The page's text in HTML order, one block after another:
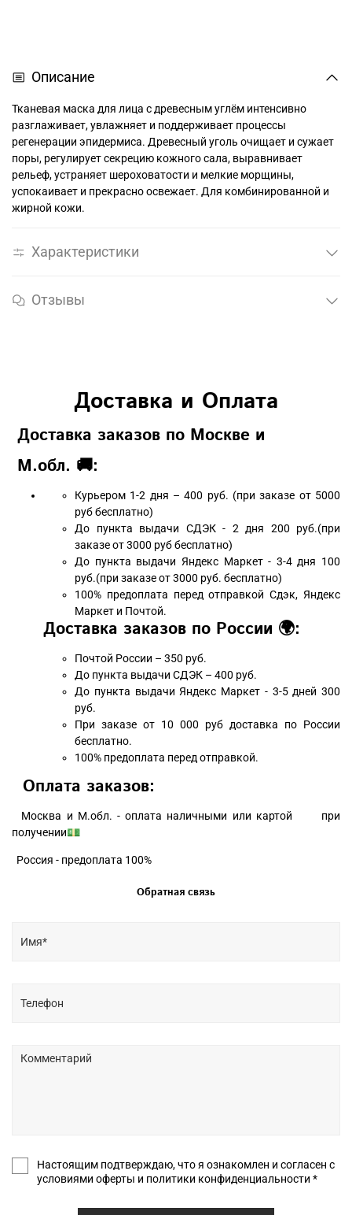
Описание
Тканевая маска для лица с древесным углём интенсивно
разглаживает, увлажняет и поддерживает процессы
регенерации эпидермиса. Древесный уголь очищает и сужает
поры, регулирует секрецию кожного сала, выравнивает
рельеф, устраняет шероховатости и мелкие морщины,
успокаивает и прекрасно освежает. Для комбинированной и
жирной кожи.
Характеристики
Отзывы
Доставка и Оплата
Доставка заказов по Москве и
М.обл. 🚚:
Курьером 1-2 дня – 400 руб. (при заказе от 5000
руб бесплатно)
До пункта выдачи СДЭК - 2 дня 200 руб.(при
заказе от 3000 руб бесплатно)
До пункта выдачи Яндекс Маркет - 3-4 дня 100
руб.(при заказе от 3000 руб. бесплатно)
100% предоплата перед отправкой Сдэк, Яндекс
Маркет и Почтой.
Доставка заказов по России 🌍:
Почтой России – 350 руб.
До пункта выдачи СДЭК – 400 руб.
До пункта выдачи Яндекс Маркет - 3-5 дней 300
руб.
При заказе от 10 000 руб доставка по России
бесплатно.
100% предоплата перед отправкой.
Оплата заказов:
Москва и М.обл. - оплата наличными или картой при
получении💵
Россия - предоплата 100%
Обратная связь
Настоящим подтверждаю, что я ознакомлен и согласен с
условиями оферты и политики конфиденциальности *